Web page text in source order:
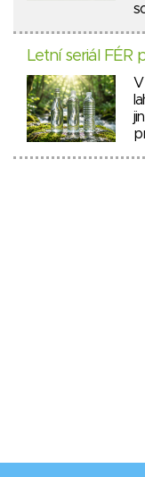
Letní seriál FÉR